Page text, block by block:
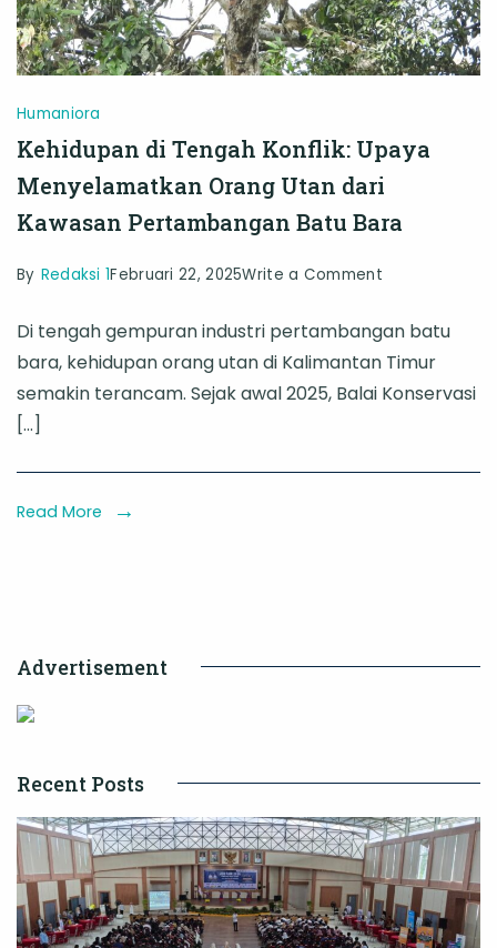
Humaniora
Kehidupan di Tengah Konflik: Upaya
Menyelamatkan Orang Utan dari
Kawasan Pertambangan Batu Bara
By Redaksi 1Februari 22, 2025Write a Commenton
di
Tengah
Konflik:
Batu
Di tengah gempuran industri pertambangan batu
bara, kehidupan orang utan di Kalimantan Timur
semakin terancam. Sejak awal 2025, Balai Konservasi
[…]
Read More
Advertisement
Recent Posts